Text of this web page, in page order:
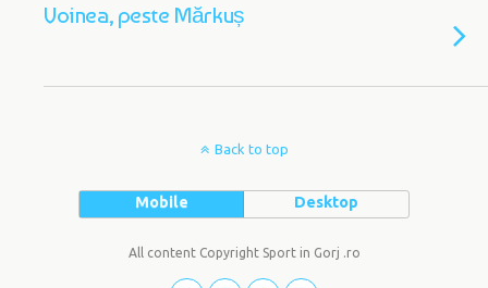
Voinea, peste Mărkuș
Back to top
Mobile Desktop
All content Copyright Sport in Gorj .ro